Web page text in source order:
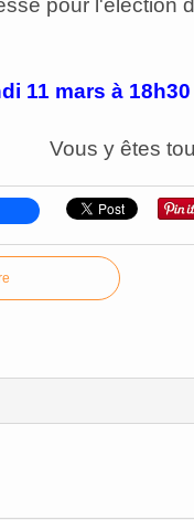
pour l'élection
11 mars à
Vous y êtes